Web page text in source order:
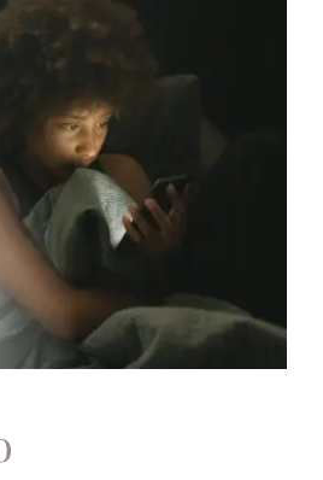
‘Hikikomori’:
o isolamento
vira um
sintoma
profissional